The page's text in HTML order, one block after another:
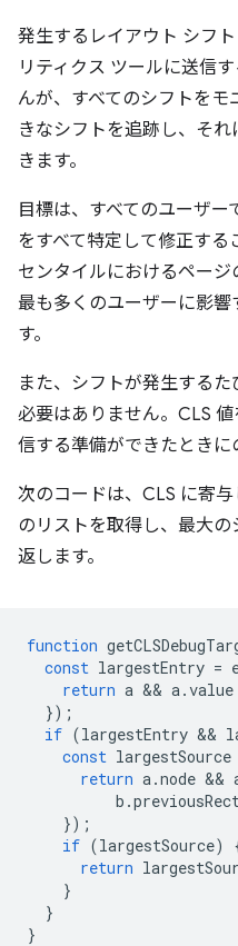
発生するレイアウト シフ
リティクス ツールに送信
んが、すべてのシフトを
きなシフトを追跡し、そ
きます。
目標は、すべてのユーザ
をすべて特定して修正す
センタイルにおけるページ
最も多くのユーザーに影
す。
また、シフトが発生する
必要はありません。CLS
信する準備ができたときに
次のコードは、CLS に寄与
のリストを取得し、最大
返します。
function
const largestEntry =
return a && a .value
});
if (largestEntry &&
const largestSource
return a .node &&
b .previousRect
});
if (largestSource)
return
}
}
}